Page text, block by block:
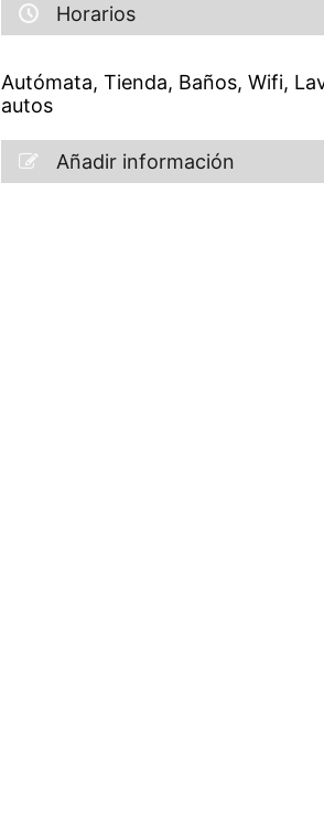
Horarios
Autómata, Tienda, Baños, Wifi,
autos
Añadir información